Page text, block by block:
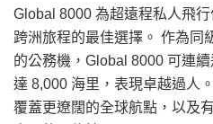
Global 8000 為超遠程私人飛
跨洲旅程的最佳選擇。 作為同
的公務機，Global 8000 可連
達 8,000 海里，表現卓越過人
覆蓋更遼闊的全球航點，以及